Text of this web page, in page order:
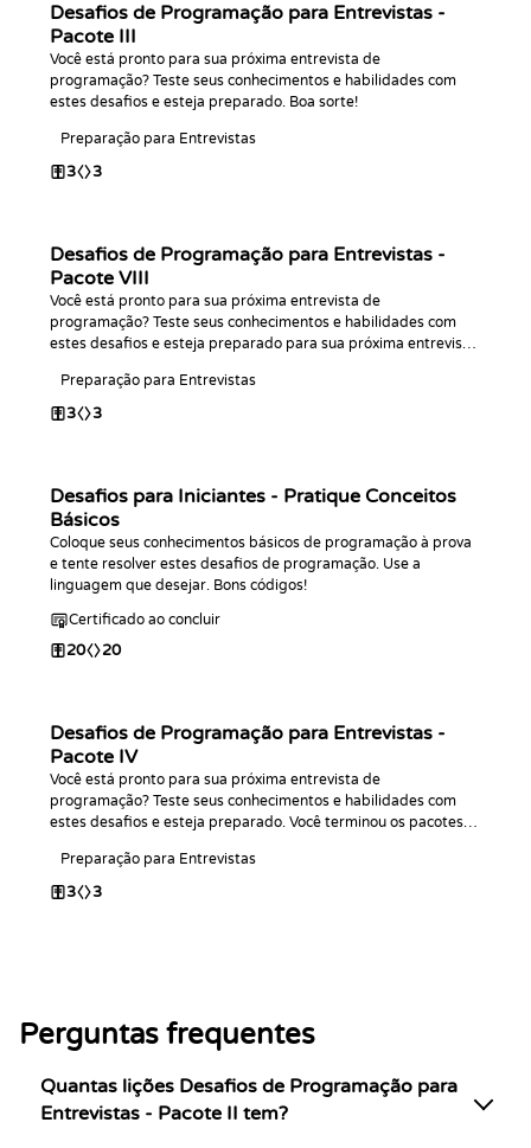
Desafios de Programação para Entrevistas -
Pacote III
Você está pronto para sua próxima entrevista de
programação? Teste seus conhecimentos e habilidades com
estes desafios e esteja preparado. Boa sorte!
Preparação para Entrevistas
3 3
Desafios de Programação para Entrevistas -
Pacote VIII
Você está pronto para sua próxima entrevista de
programação? Teste seus conhecimentos e habilidades com
estes desafios e esteja preparado para sua próxima entrevista.
Preparação para Entrevistas
3 3
Desafios para Iniciantes - Pratique Conceitos
Básicos
Coloque seus conhecimentos básicos de programação à prova
e tente resolver estes desafios de programação. Use a
linguagem que desejar. Bons códigos!
Certificado ao concluir
20 20
Desafios de Programação para Entrevistas -
Pacote IV
Você está pronto para sua próxima entrevista de
programação? Teste seus conhecimentos e habilidades com
estes desafios e esteja preparado. Você terminou os pacotes
Preparação para Entrevistas
3 3
Perguntas frequentes
Quantas lições Desafios de Programação para
Entrevistas - Pacote II tem?